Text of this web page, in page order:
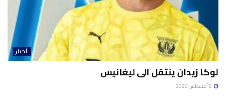
أخبار
لوكا زيدان ينتقل الى ليغانيس